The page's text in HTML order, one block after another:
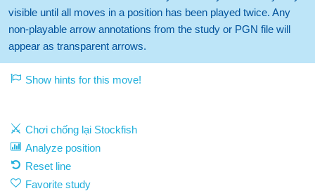
visible until all moves in a position has been played twice. Any
non-playable arrow annotations from the study or PGN file will
appear as transparent arrows.
Show hints for this move!
Chơi chống lại Stockfish
Analyze position
Reset line
Favorite study